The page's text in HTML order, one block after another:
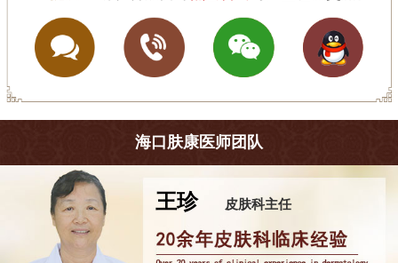
海口肤康医师团队
杨梅 皮肤科主任